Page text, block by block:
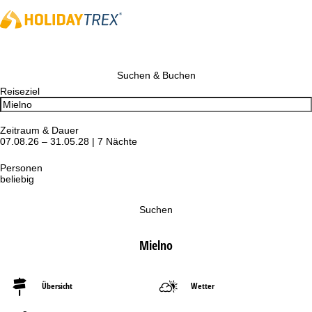
Suchen & Buchen
Reiseziel
Zeitraum & Dauer
07.08.26 – 31.05.28 | 7 Nächte
Personen
beliebig
Suchen
Mielno
Übersicht Wetter